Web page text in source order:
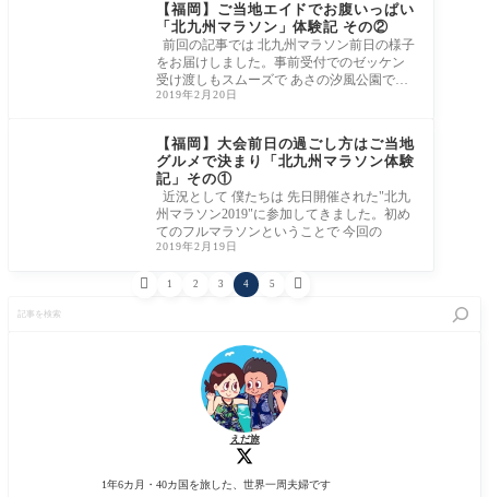
【福岡】ご当地エイドでお腹いっぱい
「北九州マラソン」体験記 その②
前回の記事では 北九州マラソン前日の様子
をお届けしました。事前受付でのゼッケン
受け渡しもスムーズで あさの汐風公園で行
わ
2019年2月20日
【福岡】大会前日の過ごし方はご当地
グルメで決まり「北九州マラソン体験
記」その①
近況として 僕たちは 先日開催された"北九
州マラソン2019"に参加してきました。初め
てのフルマラソンということで 今回の
2019年2月19日
 1 2 3 4 5 
えだ旅
1年6カ月・40カ国を旅した、世界一周夫婦です